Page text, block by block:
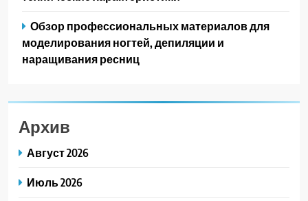
Обзор профессиональных материалов для
моделирования ногтей, депиляции и
наращивания ресниц
Архив
Август 2026
Июль 2026